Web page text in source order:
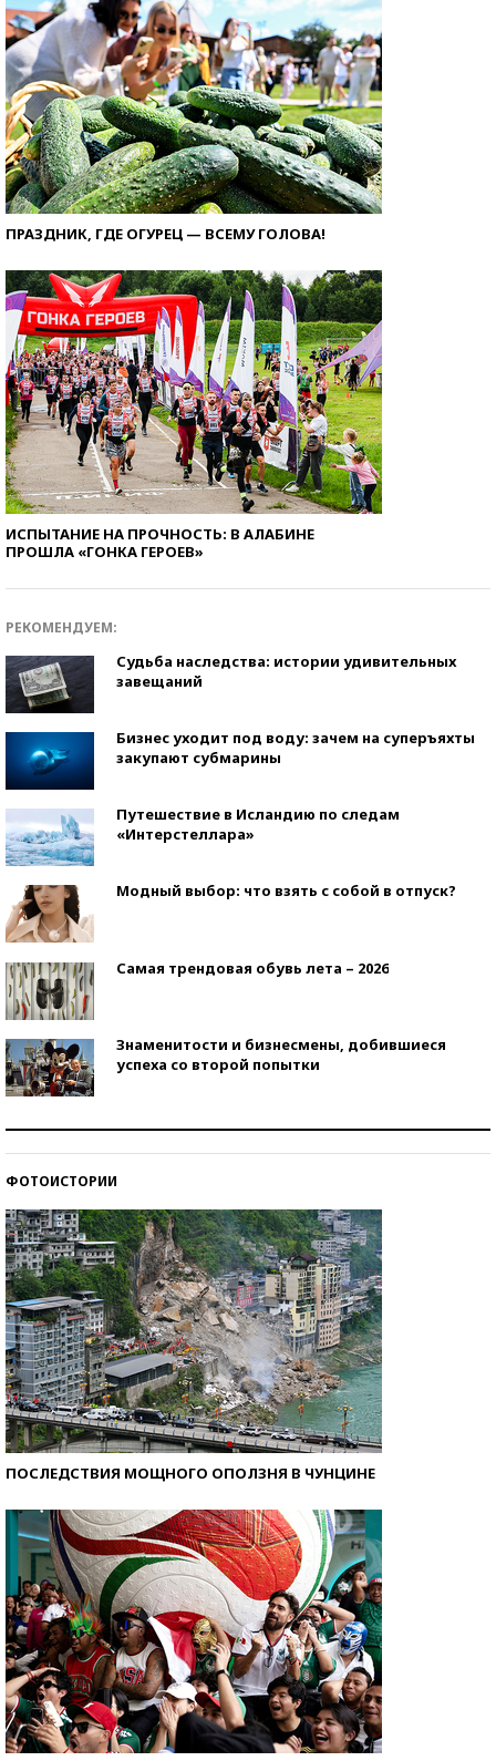
ПРАЗДНИК, ГДЕ ОГУРЕЦ — ВСЕМУ ГОЛОВА!
ИСПЫТАНИЕ НА ПРОЧНОСТЬ: В АЛАБИНЕ
ПРОШЛА «ГОНКА ГЕРОЕВ»
РЕКОМЕНДУЕМ:
Судьба наследства: истории удивительных
завещаний
Бизнес уходит под воду: зачем на суперъяхты
закупают субмарины
Путешествие в Исландию по следам
«Интерстеллара»
Модный выбор: что взять с собой в отпуск?
Самая трендовая обувь лета – 2026
Знаменитости и бизнесмены, добившиеся
успеха со второй попытки
ФОТОИСТОРИИ
ПОСЛЕДСТВИЯ МОЩНОГО ОПОЛЗНЯ В ЧУНЦИНЕ